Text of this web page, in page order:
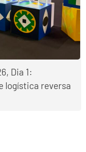
Dia 1:
logística reversa